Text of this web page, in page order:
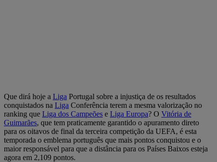
Que dirá hoje a Liga Portugal sobre a injustiça de os resultados
conquistados na Liga Conferência terem a mesma valorização no
ranking que Liga dos Campeões e Liga Europa? O Vitória de
Guimarães, que tem praticamente garantido o apuramento direto
para os oitavos de final da terceira competição da UEFA, é esta
temporada o emblema português que mais pontos conquistou e o
maior responsável para que a distância para os Países Baixos esteja
agora em 2,109 pontos.